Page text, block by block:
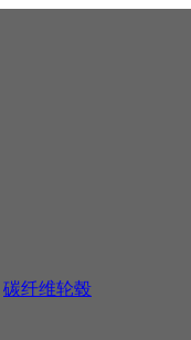
碳纤维轮毂